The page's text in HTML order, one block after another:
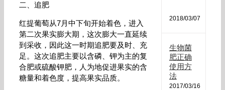
二、追肥
红提葡萄从7月中下旬开始着色，进入
第二次果实膨大期，这次膨大一直延续
到采收，因此这一时期追肥要及时、充
足。这次追肥主要以含磷、钾为主的复
合肥或硫酸钾肥，人为地促进果实的含
糖量和着色度，提高果实品质。
2018/03/07
生物菌
肥正确
使用方
法
2017/03/16